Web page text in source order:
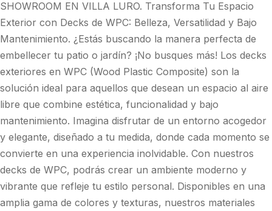
SHOWROOM EN VILLA LURO. Transforma Tu Espacio
Exterior con Decks de WPC: Belleza, Versatilidad y Bajo
Mantenimiento. ¿Estás buscando la manera perfecta de
embellecer tu patio o jardín? ¡No busques más! Los decks
exteriores en WPC (Wood Plastic Composite) son la
solución ideal para aquellos que desean un espacio al aire
libre que combine estética, funcionalidad y bajo
mantenimiento. Imagina disfrutar de un entorno acogedor
y elegante, diseñado a tu medida, donde cada momento se
convierte en una experiencia inolvidable. Con nuestros
decks de WPC, podrás crear un ambiente moderno y
vibrante que refleje tu estilo personal. Disponibles en una
amplia gama de colores y texturas, nuestros materiales